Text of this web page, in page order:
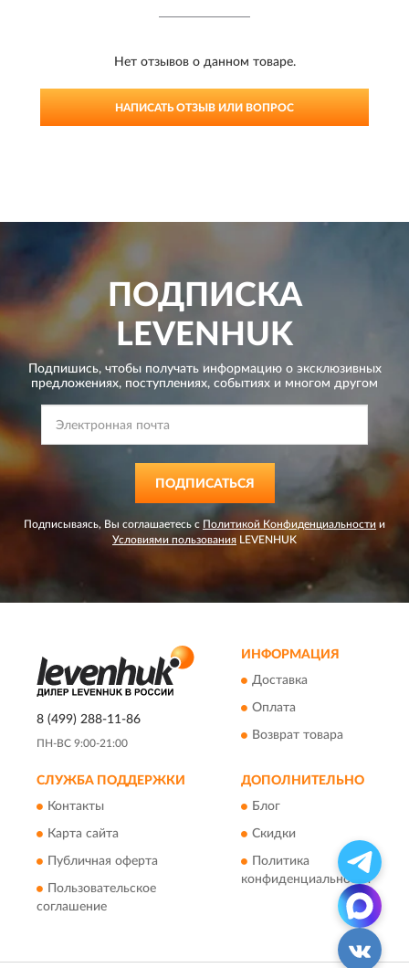
Нет отзывов о данном товаре.
НАПИСАТЬ ОТЗЫВ ИЛИ ВОПРОС
ПОДПИСКА
LEVENHUK
Подпишись, чтобы получать информацию о эксклюзивных
предложениях, поступлениях, событиях и многом другом
ПОДПИСАТЬСЯ
Подписываясь, Вы соглашаетесь с Политикой Конфиденциальности и
Условиями пользования LEVENHUK
8 (499) 288-11-86
ПН-ВС 9:00-21:00
ИНФОРМАЦИЯ
Доставка
Оплата
Возврат товара
СЛУЖБА ПОДДЕРЖКИ
Контакты
Карта сайта
Публичная оферта
Пользовательское
соглашение
ДОПОЛНИТЕЛЬНО
Блог
Скидки
Политика
конфиденциальности